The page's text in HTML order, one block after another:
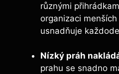
různými
organizaci
usnadňuje
Nízký práh
prahu se snadno